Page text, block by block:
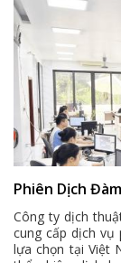
Phiên Dịch
Công ty dịch
cung cấp dịch vụ
lựa chọn tại Việt